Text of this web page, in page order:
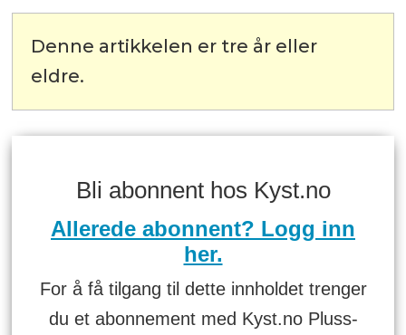
Denne artikkelen er tre år eller
eldre.
Bli abonnent hos Kyst.no
Allerede abonnent? Logg inn
her.
For å få tilgang til dette innholdet trenger
du et abonnement med Kyst.no Pluss-